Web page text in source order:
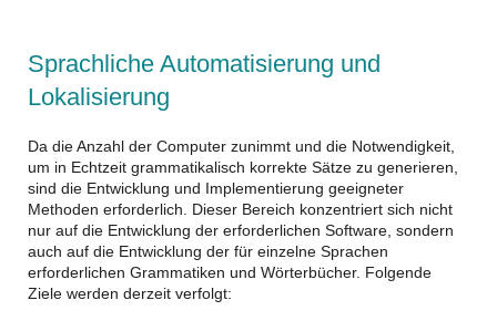
Sprachliche Automatisierung und
Lokalisierung
Da die Anzahl der Computer zunimmt und die Notwendigkeit,
um in Echtzeit grammatikalisch korrekte Sätze zu generieren,
sind die Entwicklung und Implementierung geeigneter
Methoden erforderlich. Dieser Bereich konzentriert sich nicht
nur auf die Entwicklung der erforderlichen Software, sondern
auch auf die Entwicklung der für einzelne Sprachen
erforderlichen Grammatiken und Wörterbücher. Folgende
Ziele werden derzeit verfolgt: